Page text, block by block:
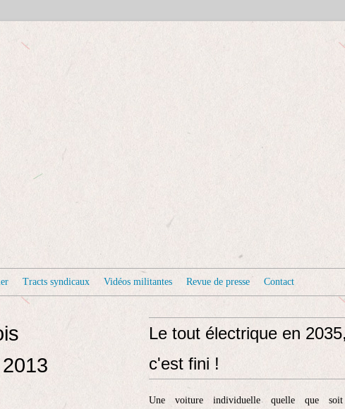
Tracts syndicaux Vidéos militantes Revue de presse Contact
Le tout électrique en 2035,
c'est fini !
Une voiture individuelle quelle que